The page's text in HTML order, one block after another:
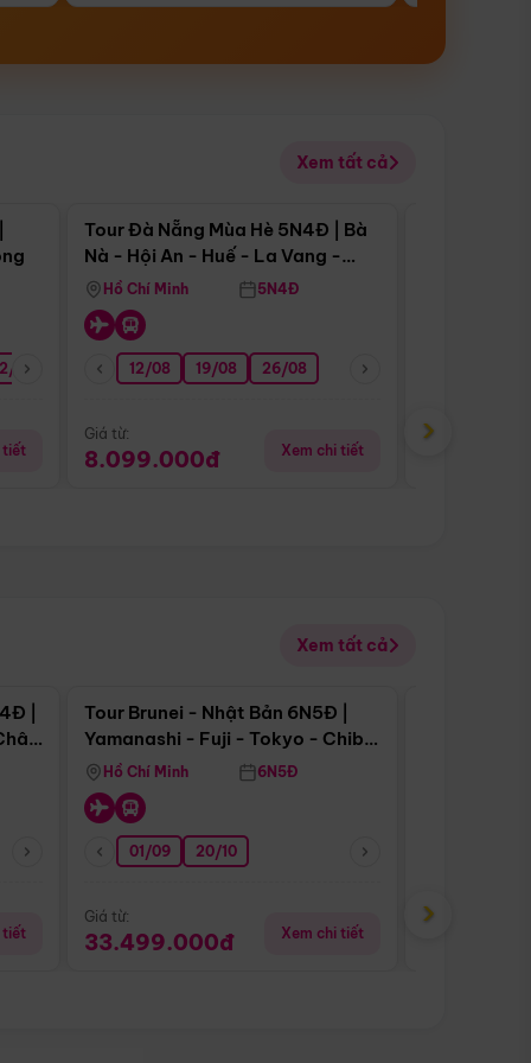
Xem tất cả
08 26/08 05/09 09/09 12/09
tiết
Điểm nổi bật
Tour Đà Nẵng Mùa Hè 5N4Đ | Bà
Nà - Hội An - Huế - La Vang -
Động Thiên Đường
Hồ Chí Minh 5N4Đ
12/08 19/08 26/08
Giá từ:
8.099.000đ Xem chi tiết
Giá từ:
›
Xem tất cả
|
tiết
Điểm nổi bật
Tour Brunei - Nhật Bản 6N5Đ |
Yamanashi - Fuji - Tokyo - Chiba
- Freeday
Hồ Chí Minh 6N5Đ
01/09 20/10
Giá từ:
33.499.000đ Xem chi tiết
Giá từ:
›